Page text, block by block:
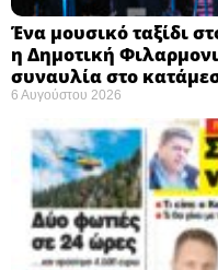
Ένα μουσικό ταξίδι
η Δημοτική
συναυλία στο
6 Αυγούστου 2026